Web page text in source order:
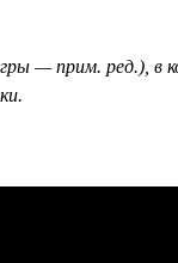
— прим. ред.), в